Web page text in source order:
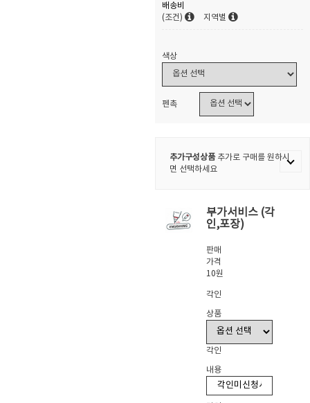
배송비
(조건)
지역별
색상
펜촉
추가구성상품추가로 구매를 원하시
면 선택하세요
부가서비스 (각
인,포장)
판매
가격
10원
각인
상품
각인
내용